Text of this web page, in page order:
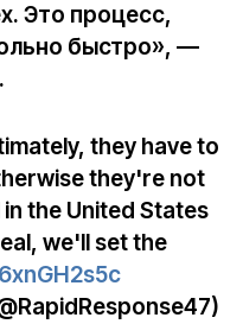
Это процесс,
быстро», —
they have to
they're not
the United States
we'll set the